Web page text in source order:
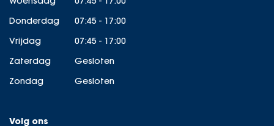
Donderdag
07:45 - 17:00
Vrijdag
07:45 - 17:00
Zaterdag
Gesloten
Zondag
Gesloten
Volg ons